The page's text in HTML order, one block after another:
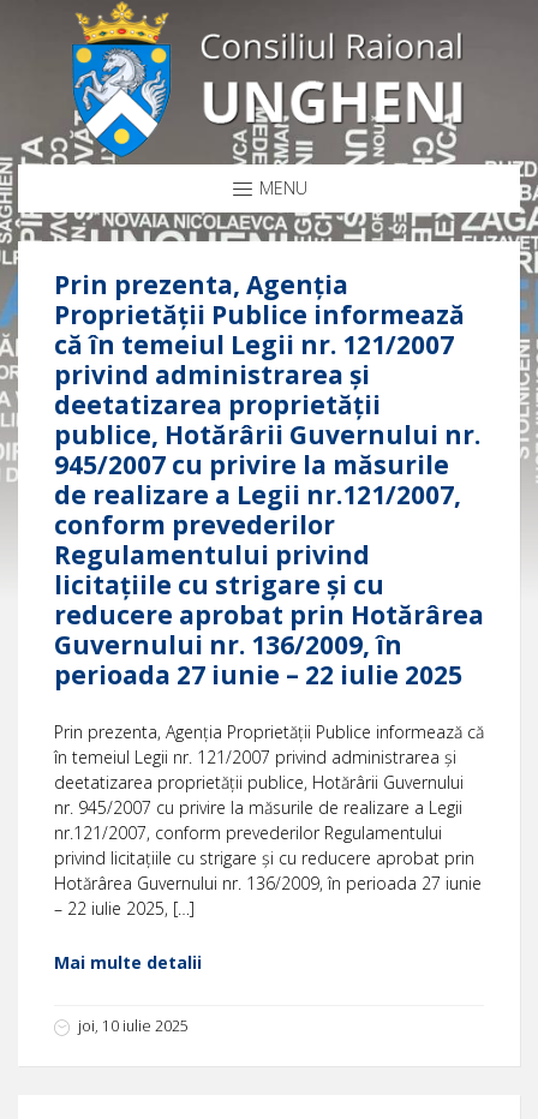
MENU
Prin prezenta, Agenția
Proprietății Publice informează
că în temeiul Legii nr. 121/2007
privind administrarea și
deetatizarea proprietății
publice, Hotărârii Guvernului nr.
945/2007 cu privire la măsurile
de realizare a Legii nr.121/2007,
conform prevederilor
Regulamentului privind
licitațiile cu strigare și cu
reducere aprobat prin Hotărârea
Guvernului nr. 136/2009, în
perioada 27 iunie – 22 iulie 2025
Prin prezenta, Agenția Proprietății Publice informează că
în temeiul Legii nr. 121/2007 privind administrarea și
deetatizarea proprietății publice, Hotărârii Guvernului
nr. 945/2007 cu privire la măsurile de realizare a Legii
nr.121/2007, conform prevederilor Regulamentului
privind licitațiile cu strigare și cu reducere aprobat prin
Hotărârea Guvernului nr. 136/2009, în perioada 27 iunie
– 22 iulie 2025, […]
Mai multe detalii
joi, 10 iulie 2025